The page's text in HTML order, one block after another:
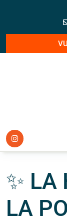
✨ LA
LA